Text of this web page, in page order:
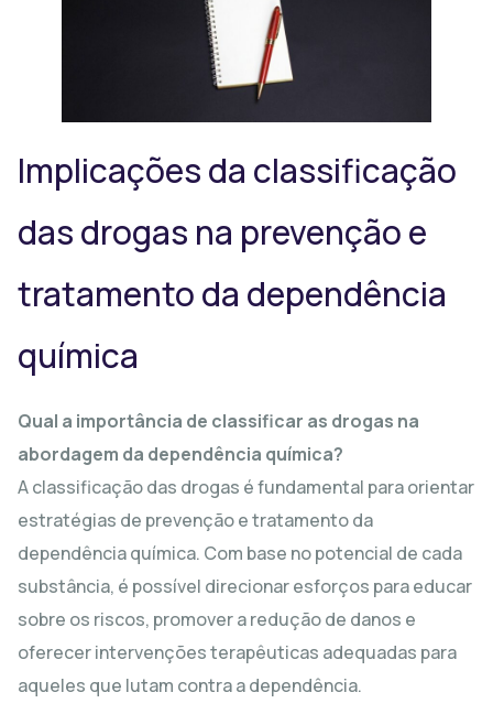
Implicações da classificação
das drogas na prevenção e
tratamento da dependência
química
Qual a importância de classificar as drogas na
abordagem da dependência química?
A classificação das drogas é fundamental para orientar
estratégias de prevenção e tratamento da
dependência química. Com base no potencial de cada
substância, é possível direcionar esforços para educar
sobre os riscos, promover a redução de danos e
oferecer intervenções terapêuticas adequadas para
aqueles que lutam contra a dependência.